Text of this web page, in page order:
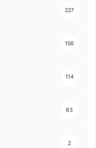
227
156
114
83
2